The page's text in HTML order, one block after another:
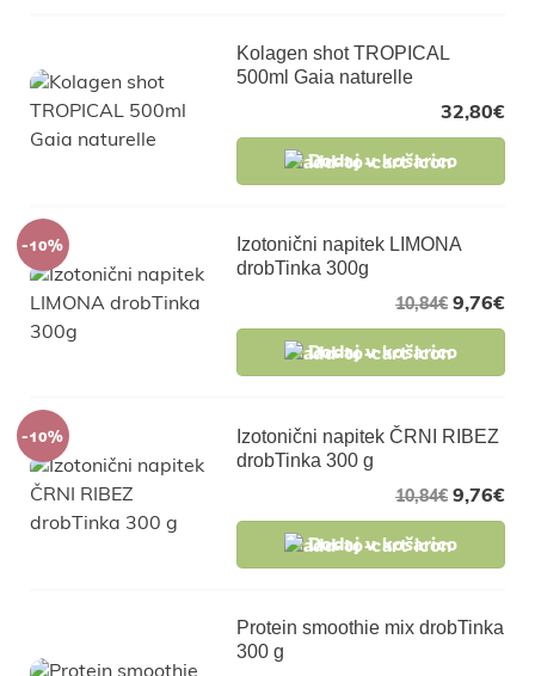
Kolagen shot TROPICAL
500ml Gaia naturelle
32,80€
Dodaj v košarico
-10%
Izotonični napitek LIMONA
drobTinka 300g
9,76€
10,84€
Dodaj v košarico
-10%
Izotonični napitek ČRNI RIBEZ
drobTinka 300 g
9,76€
10,84€
Dodaj v košarico
Protein smoothie mix drobTinka
300 g